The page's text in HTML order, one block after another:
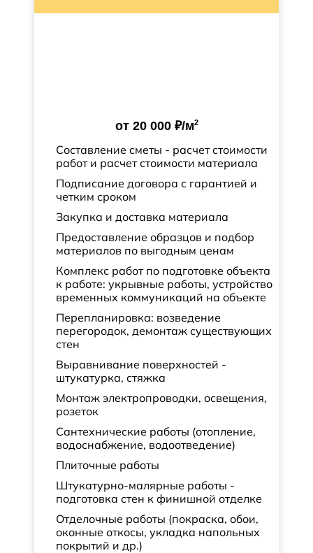
от20 000 ₽/м2
Составление сметы - расчет стоимости
работ и расчет стоимости материала
Подписание договора с гарантией и
четким сроком
Закупка и доставка материала
Предоставление образцов и подбор
материалов по выгодным ценам
Комплекс работ по подготовке объекта
к работе: укрывные работы, устройство
временных коммуникаций на объекте
Перепланировка: возведение
перегородок, демонтаж существующих
стен
Выравнивание поверхностей -
штукатурка, стяжка
Монтаж электропроводки, освещения,
розеток
Сантехнические работы (отопление,
водоснабжение, водоотведение)
Плиточные работы
Штукатурно-малярные работы -
подготовка стен к финишной отделке
Отделочные работы (покраска, обои,
оконные откосы, укладка напольных
покрытий и др.)